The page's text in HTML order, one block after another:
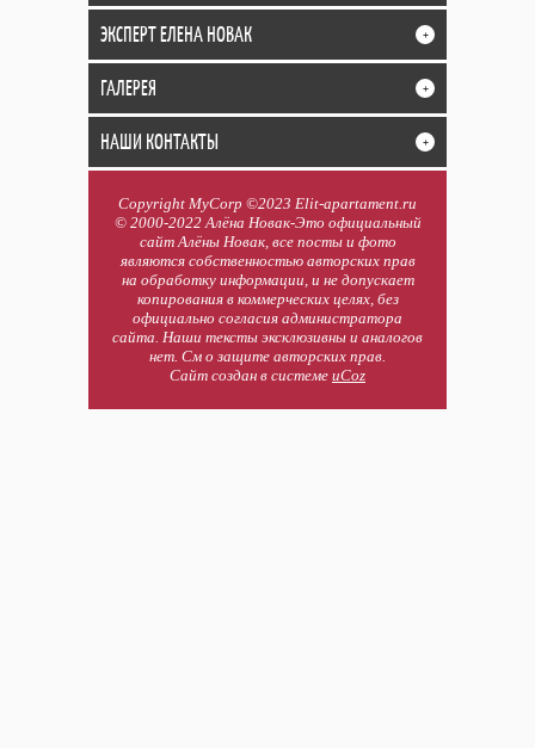
ЭКСПЕРТ ЕЛЕНА НОВАК +
ГАЛЕРЕЯ +
НАШИ КОНТАКТЫ +
Copyright MyCorp ©2023 Elit-apartament.ru
© 2000-2022 Алёна Новак-Это официальный
сайт Алёны Новак, все посты и фото
являются собственностью авторских прав
на обработку информации, и не допускает
копирования в коммерческих целях, без
официально согласия администратора
сайта. Наши тексты эксклюзивны и аналогов
нет. См о защите авторских прав.
Сайт создан в системе uCoz